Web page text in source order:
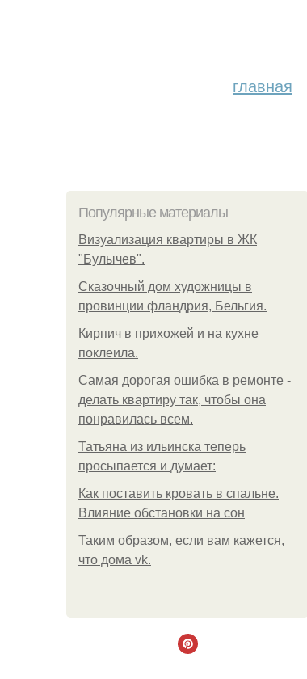
главная
Популярные материалы
Визуализация квартиры в ЖК
"Булычев".
Сказочный дом художницы в
провинции фландрия, Бельгия.
Кирпич в прихожей и на кухне
поклеила.
Самая дорогая ошибка в ремонте -
делать квартиру так, чтобы она
понравилась всем.
Татьяна из ильинска теперь
просыпается и думает:
Как поставить кровать в спальне.
Влияние обстановки на сон
Таким образом, если вам кажется,
что дома vk.